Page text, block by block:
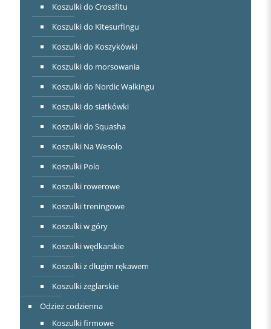
Koszulki do Crossfitu
Koszulki do Kitesurfingu
Koszulki do Koszykówki
Koszulki do morsowania
Koszulki do Nordic Walkingu
Koszulki do siatkówki
Koszulki do Squasha
Koszulki Na Wesoło
Koszulki Polo
Koszulki rowerowe
Koszulki treningowe
Koszulki w góry
Koszulki wędkarskie
Koszulki z długim rękawem
Koszulki żeglarskie
Odzież codzienna
Koszulki firmowe